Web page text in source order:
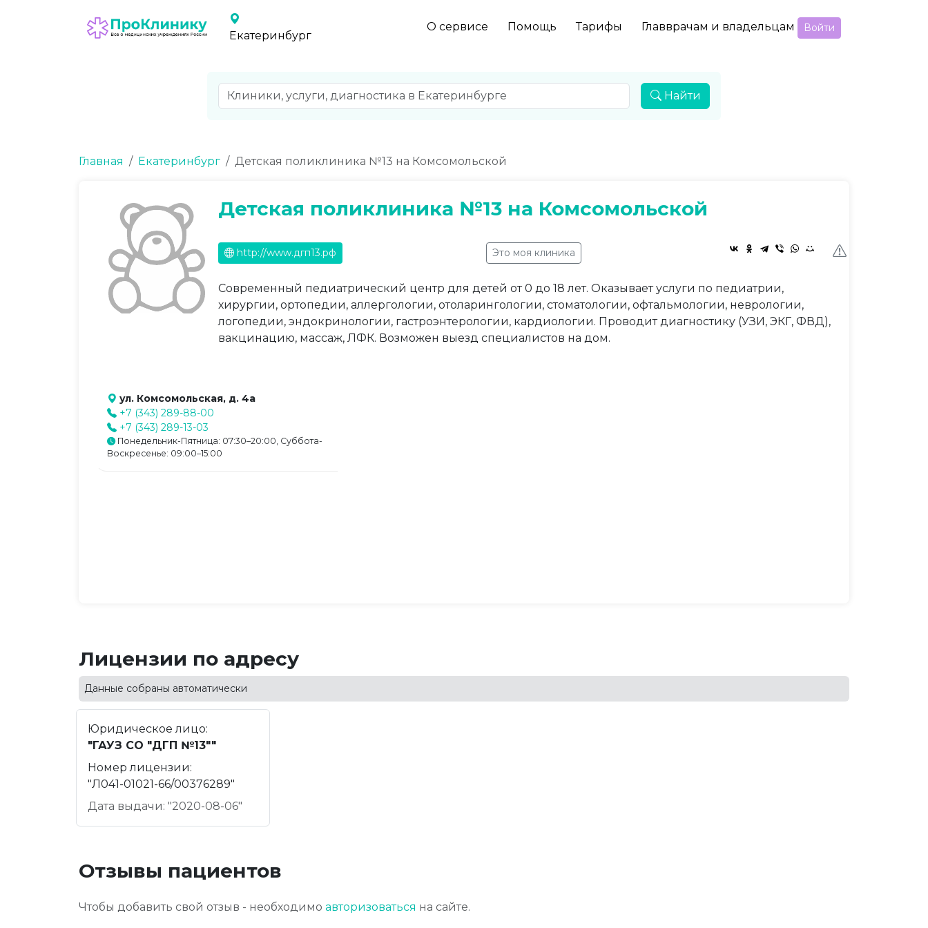
Екатеринбург
О сервисе Помощь Тарифы Главврачам и владельцам Войти
Найти
Главная Екатеринбург Детская поликлиника №13 на Комсомольской
Детская поликлиника №13 на Комсомольской
http://www.дгп13.рф Это моя клиника
Современный педиатрический центр для детей от 0 до 18 лет. Оказывает услуги по педиатрии,
хирургии, ортопедии, аллергологии, отоларингологии, стоматологии, офтальмологии, неврологии,
логопедии, эндокринологии, гастроэнтерологии, кардиологии. Проводит диагностику (УЗИ, ЭКГ, ФВД),
вакцинацию, массаж, ЛФК. Возможен выезд специалистов на дом.
ул. Комсомольская, д. 4а
+7 (343) 289-88-00
+7 (343) 289-13-03
Понедельник-Пятница: 07:30–20:00, Суббота-
Воскресенье: 09:00–15:00
Лицензии по адресу
Данные собраны автоматически
Юридическое лицо:
"ГАУЗ СО "ДГП №13""
Номер лицензии:
"Л041-01021-66/00376289"
Дата выдачи: "2020-08-06"
Отзывы пациентов
Чтобы добавить свой отзыв - необходимо авторизоваться на сайте.